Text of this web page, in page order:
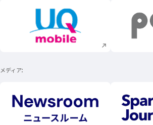
新規ウィンドウで開く
メディア
新規ウィンドウで開く